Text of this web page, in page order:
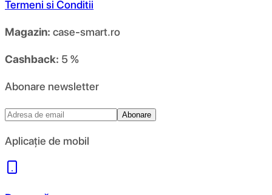
Termeni si Conditii
Magazin: case-smart.ro
Cashback: 5 %
Abonare newsletter
Abonare
Aplicație de mobil